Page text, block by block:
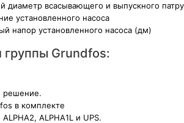
диаметр всасывающего и выпускного
установленного насоса
напор установленного насоса (дм)
Grundfos:
решение.
в комплекте
ALPHA1L и UPS.